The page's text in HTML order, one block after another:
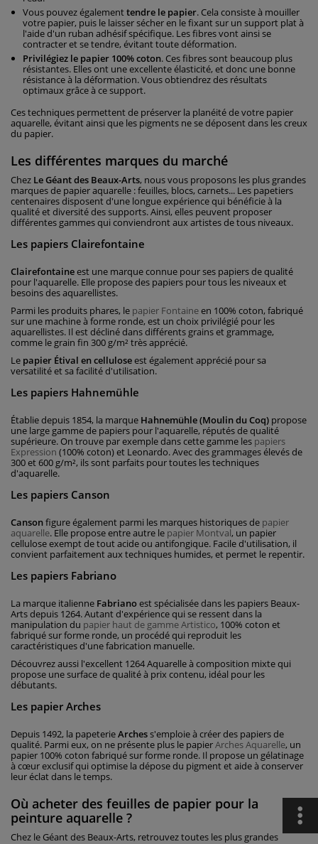
Vous pouvez égalementtendre le papier. Cela consiste à mouiller
votre papier, puis le laisser sécher en le fixant sur un support plat à
l'aide d'un ruban adhésif spécifique. Les fibres vont ainsi se
contracter et se tendre, évitant toute déformation.
Privilégiez le papier 100% coton. Ces fibres sont beaucoup plus
résistantes. Elles ont une excellente élasticité, et donc une bonne
résistance à la déformation. Vous obtiendrez des résultats
optimaux grâce à ce support.
Ces techniques permettent de préserver la planéité de votre papier
aquarelle, évitant ainsi que les pigments ne se déposent dans les creux
du papier.
Les différentes marques du marché
Chez Le Géant des Beaux-Arts, nous vous proposons les plus grandes
marques de papier aquarelle : feuilles, blocs, carnets... Les papetiers
centenaires disposent d'une longue expérience qui bénéficie à la
qualité et diversité des supports. Ainsi, elles peuvent proposer
différentes gammes qui conviendront aux artistes de tous niveaux.
Les papiers Clairefontaine
Clairefontaineest une marque connue pour ses papiers de qualité
pour l'aquarelle. Elle propose des papiers pour tous les niveaux et
besoins des aquarellistes.
Parmi les produits phares, le papier Fontaineen 100% coton, fabriqué
sur une machine à forme ronde, est un choix privilégié pour les
aquarellistes. Il est décliné dans différents grains et grammage,
comme le grain fin 300 g/m² très apprécié.
Le papier Étival en celluloseest également apprécié pour sa
versatilité et sa facilité d'utilisation.
Les papiers Hahnemühle
Établie depuis 1854, la marque Hahnemühle (Moulin du Coq) propose
une large gamme de papiers pour l'aquarelle, réputés de qualité
supérieure. On trouve par exemple dans cette gamme les papiers
Expression (100% coton) et Leonardo. Avec des grammages élevés de
300 et 600 g/m², ils sont parfaits pour toutes les techniques
d'aquarelle.
Les papiers Canson
Cansonfigure également parmi les marques historiques de papier
aquarelle. Elle propose entre autre le papier Montval, un papier
cellulose exempt de tout acide ou antifongique. Facile d'utilisation, il
convient parfaitement aux techniques humides, et permet le repentir.
Les papiers Fabriano
La marque italienne Fabrianoest spécialisée dans les papiers Beaux-
Arts depuis 1264. Autant d'expérience qui se ressent dans la
manipulation du papier haut de gamme Artistico, 100% coton et
fabriqué sur forme ronde, un procédé qui reproduit les
caractéristiques d'une fabrication manuelle.
Découvrez aussi l'excellent 1264 Aquarelle à composition mixte qui
propose une surface de qualité à prix contenu, idéal pour les
débutants.
Les papier Arches
Depuis 1492, la papeterieArchess'emploie à créer des papiers de
qualité. Parmi eux, on ne présente plus le papierArches Aquarelle, un
papier 100% coton fabriqué sur forme ronde. Il propose un gélatinage
à cœur exclusif qui optimise la dépose du pigment et aide à conserver
leur éclat dans le temps.
Où acheter des feuilles de papier pour la
peinture aquarelle ?
Chez le Géant des Beaux-Arts, retrouvez toutes les plus grandes